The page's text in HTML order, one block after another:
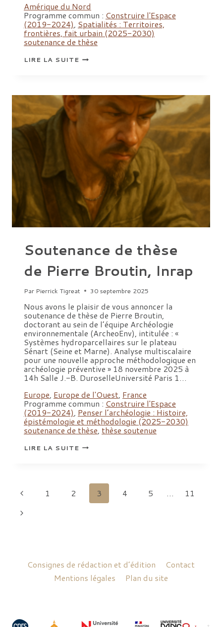
Amérique du Nord
Programme commun : Construire l'Espace
(2019-2024), Spatialités : Territoires,
frontières, fait urbain (2025-2030)
soutenance de thèse
LIRE LA SUITESOUTENANCE
DE
UNIVERSITÉ
PARIS
PANTHÉON-
SORBONNE
Soutenance de thèse
de Pierre Broutin, Inrap
Par Pierrick Tigreat 30 septembre 2025
Nous avons le plaisir de vous annoncer la
soutenance de thèse de Pierre Broutin,
doctorant au sein de l’équipe Archéologie
environnementale (ArcheoEnv), intitulée : «
Systèmes hydroparcellaires sur le plateau
Sénart (Seine et Marne). Analyse multiscalaire
pour une nouvelle approche méthodologique en
archéologie préventive » 18 novembre 2025 à
14h Salle J.-B. DuroselleUniversité Paris 1…
Europe, Europe de l'Ouest, France
Programme commun : Construire l'Espace
(2019-2024), Penser l’archéologie : Histoire,
épistémologie et méthodologie (2025-2030)
soutenance de thèse, thèse soutenue
LIRE LA SUITESOUTENANCE
DE
INRAP
Navigation
de
Page
précédente
1 2 3 4 5 …
11
Page
Consignes de rédaction et d’édition
Contact
Mentions légales
Plan du site